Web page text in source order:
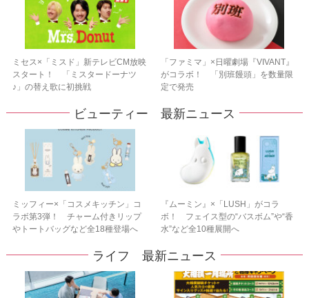
ミセス×「ミスド」新テレビCM放映
スタート！ 「ミスタードーナツ
♪」の替え歌に初挑戦
「ファミマ」×日曜劇場『VIVANT』
がコラボ！ 「別班饅頭」を数量限
定で発売
ビューティー 最新ニュース
ミッフィー×「コスメキッチン」コ
ラボ第3弾！ チャーム付きリップ
やトートバッグなど全18種登場へ
『ムーミン』×「LUSH」がコラ
ボ！ フェイス型の“バスボム”や“香
水”など全10種展開へ
ライフ 最新ニュース